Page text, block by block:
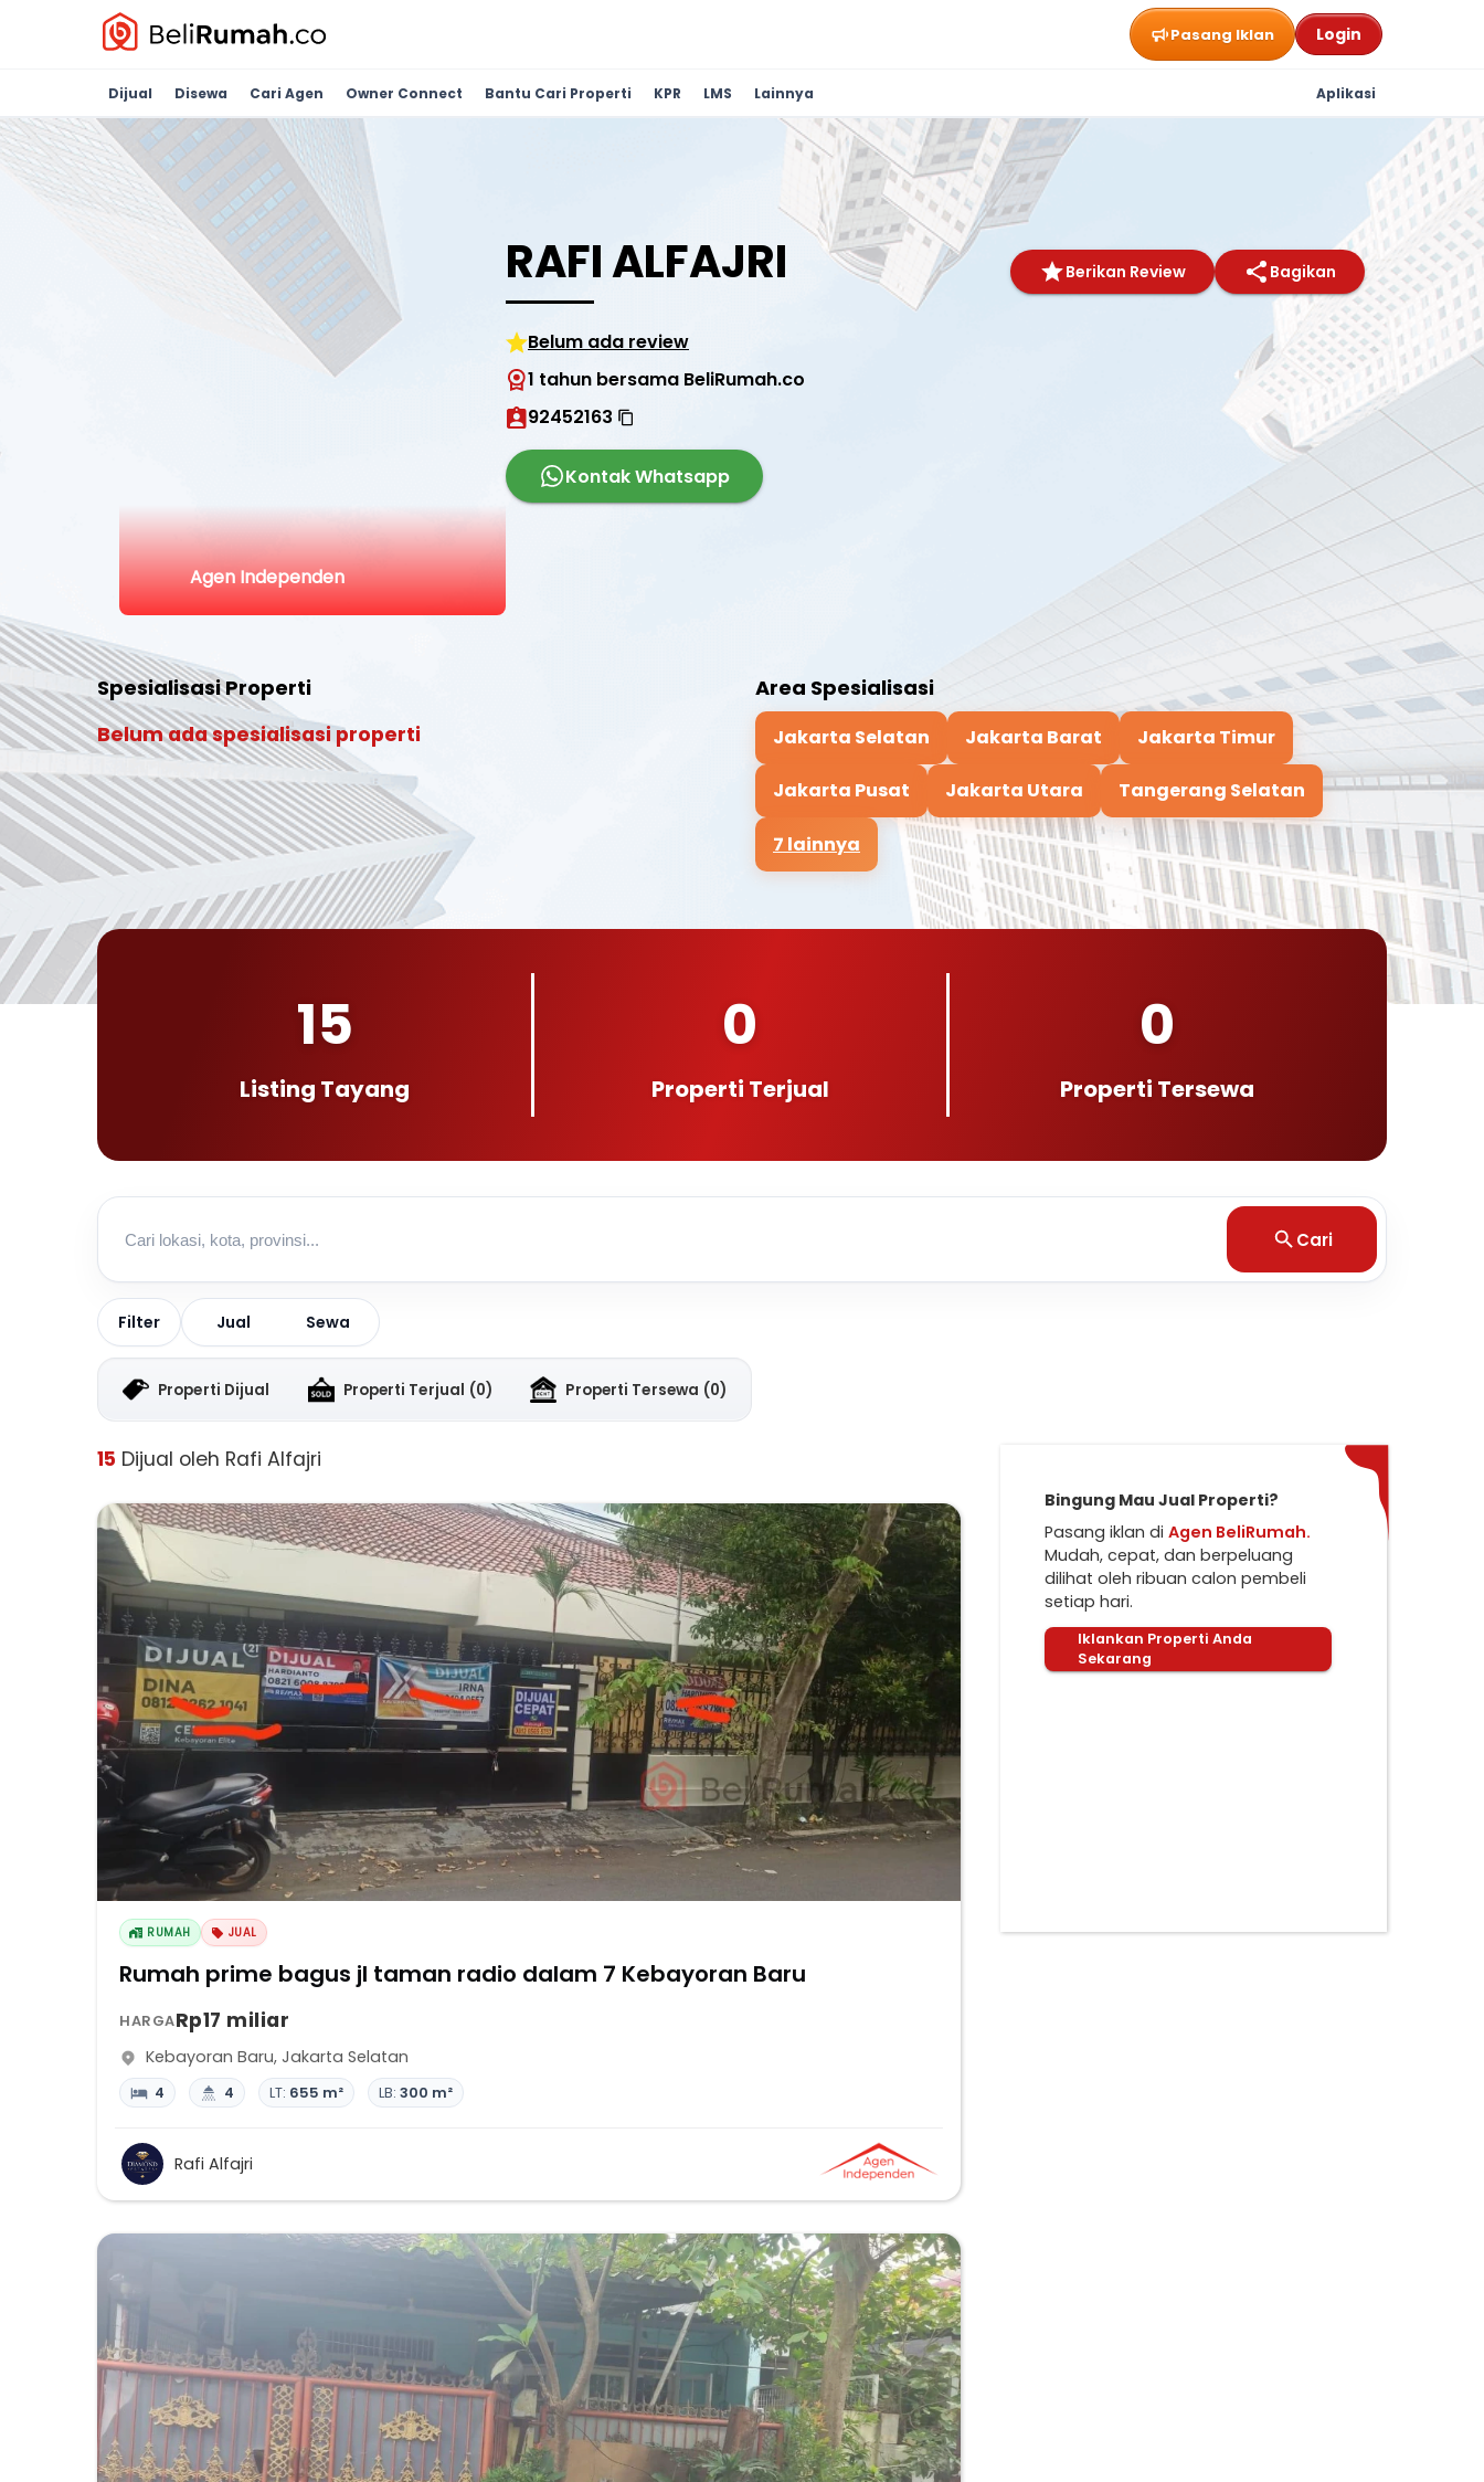
Pasang Iklan Login
Dijual Disewa Cari Agen Owner Connect Bantu Cari Properti KPR LMS Lainnya Aplikasi
Agen Independen
RAFI ALFAJRI Berikan Review Bagikan
Belum ada review
1 tahun bersama BeliRumah.co
92452163
Kontak Whatsapp
Spesialisasi Properti
Belum ada spesialisasi properti
Area Spesialisasi
Jakarta Selatan Jakarta Barat Jakarta Timur
Jakarta Pusat Jakarta Utara Tangerang Selatan
7 lainnya
15
Listing Tayang
0
Properti Terjual
0
Properti Tersewa
Cari
Filter Jual Sewa
Properti Dijual Properti Terjual (0) Properti Tersewa (0)
15 Dijual oleh Rafi Alfajri
RUMAH JUAL
Rumah prime bagus jl taman radio dalam 7 Kebayoran Baru
HARGARp17 miliar
Kebayoran Baru, Jakarta Selatan
4 4 LT: 655 m² LB: 300 m²
Rafi Alfajri
Bingung Mau Jual Properti?
Pasang iklan di Agen BeliRumah.
Mudah, cepat, dan berpeluang
dilihat oleh ribuan calon pembeli
setiap hari.
Iklankan Properti Anda
Sekarang